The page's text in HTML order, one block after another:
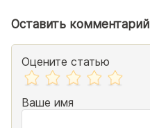
Оставить комментарий
Оцените статью
Ваше имя